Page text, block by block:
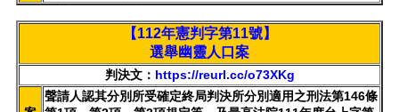
【112年憲判字第11號】
選舉幽靈人口案
判決文： https://reurl.cc/o73XKg
聲請人認其分別所受確定終局判決所分別適用之刑法第146條